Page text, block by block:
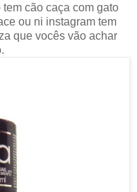
cão caça com gato
ou ni instagram tem
que vocês vão achar